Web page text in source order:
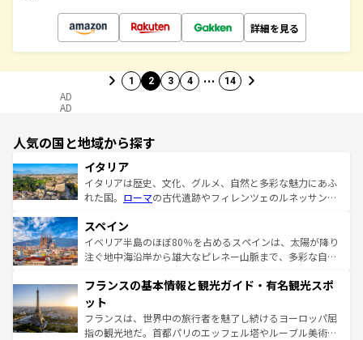
詳細を見る
1 2 3 4 … 14
AD
AD
人気の国と地域から探す
イタリア
イタリアは歴史、文化、グルメ、自然と多彩な魅力にあふ
れた国。 ローマの古代遺跡やフィレンツェのルネッサンス
ろん、トスカーナの美しい田園風景やアマルフィ海岸の絶
景など、自然景観も見逃せない。観光の合間には、本場の
ピザやパスタなど、絶品のイタリア料理を堪能することも
ませてくれるイタリアで、忘れられない旅をしてみよう！
なお、新着のイタリア情報は
しい。
スペイン
イベリア半島のほぼ80％を占めるスペインは、太陽が降り
注ぐ地中海沿岸から雄大なピレネー山脈まで、多彩な自然
文化が根付くこの国では、情熱的なフラメンコ、熱気あふ
れる闘牛、そして美味しいタパスが生活の一部となってい
る。首都マドリードの洗練された雰囲気や、バルセロナの
アートに溢れた街角から、地方では古代ローマ遺跡や中世
フランスの基本情報と観光ガイド・有名観光スポ
ット
フランスは、世界中の旅行者を魅了し続けるヨーロッパ屈
指の観光地だ。首都パリのエッフェル塔やルーブル美術館